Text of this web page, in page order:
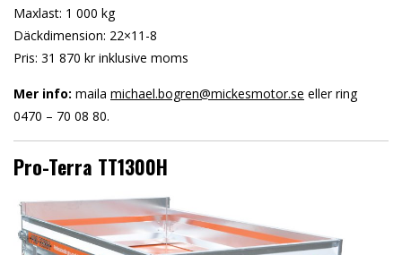
Maxlast: 1 000 kg
Däckdimension: 22×11-8
Pris: 31 870 kr inklusive moms
Mer info: maila michael.bogren@mickesmotor.se eller ring
0470 – 70 08 80.
Pro-Terra TT1300H